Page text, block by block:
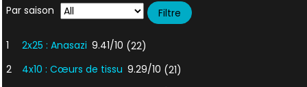
Par saison
1 2x25 : Anasazi 9.41/10 (22)
2
4x10 : Cœurs de tissu 9.29/10 (21)